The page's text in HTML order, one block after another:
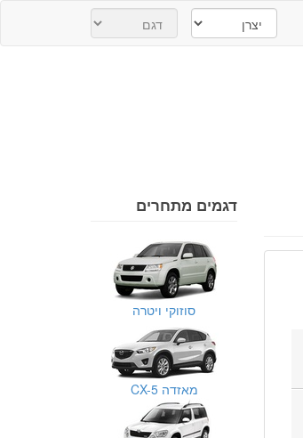
דגמים מתחרים
סוזוקי ויטרה
מאזדה CX-5